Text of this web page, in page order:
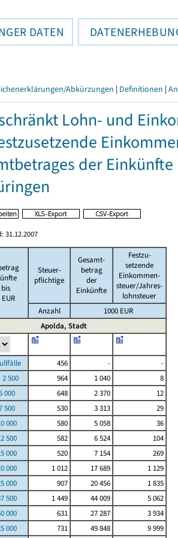
DATEN
Abkürzungen | Definitionen |
Lohn- und
der
31.12.2007
Steuer-
pflichtige
Gesamt-
betrag
der
Einkünfte
Festzu-
setzende
Einkommen-
steuer/Jahres-
lohnsteuer
Anzahl
1000 EUR
Apolda, Stadt
456 -
-
964 1 040
8
000
648 2 370
12
500
530 3 313
29
000
580 5 058
36
500
582 6 524
104
000
520 7 154
269
000
1 012 17 689
1 129
000
907 20 456
1 835
500
1 449 44 009
5 062
000
631 27 287
3 934
000
731 49 848 9 999